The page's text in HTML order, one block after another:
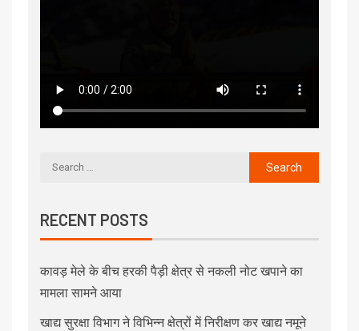
RECENT POSTS
कावड़ मेले के बीच हरकी पैड़ी क्षेत्र से नकली नोट खपाने का
मामला सामने आया
खाद्य सुरक्षा विभाग ने विभिन्न क्षेत्रों में निरीक्षण कर खाद्य नमूने